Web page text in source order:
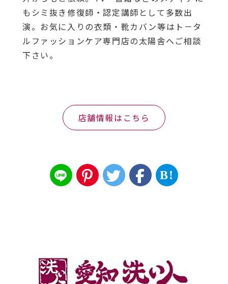
もシミ抜き修復師・認定講師として多数出
演。お気に入りの衣類・靴カバン等はト－タ
ルファッションケア専門店の太陽舎へご相談
下さい。
店舗情報はこちら
B!